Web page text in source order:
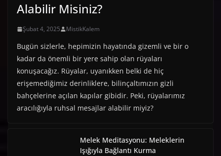
Alabilir Misiniz?
Şubat 4, 2025 MistikKalem
Bugün sizlerle, hepimizin hayatında gizemli ve bir o
kadar da önemli bir yere sahip olan rüyaları
konuşacağız. Rüyalar, uyanıkken belki de hiç
erişemediğimiz derinliklere, bilinçaltımızın gizli
bahçelerine açılan kapılar gibidir. Peki, rüyalarımız
aracılığıyla ruhsal mesajlar alabilir miyiz?
Melek Meditasyonu: Meleklerin
Işığıyla Bağlantı Kurma